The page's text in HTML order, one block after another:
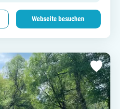
Webseite besuchen